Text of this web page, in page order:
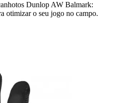
Dunlop AW Balmark:
otimizar o seu jogo no campo.